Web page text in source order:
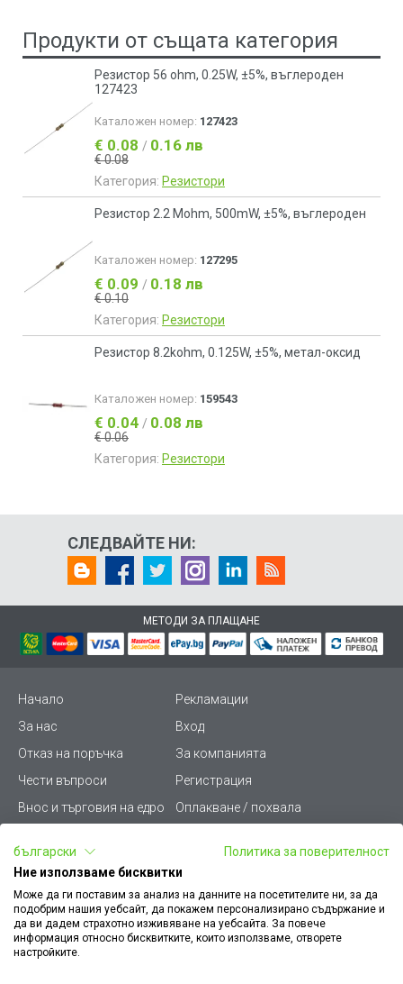
Продукти от същата категория
Резистор 56 ohm, 0.25W, ±5%, въглероден
127423
Каталожен номер: 127423
€ 0.08 / 0.16 лв
€ 0.08
Категория: Резистори
Резистор 2.2 Mohm, 500mW, ±5%, въглероден
Каталожен номер: 127295
€ 0.09 / 0.18 лв
€ 0.10
Категория: Резистори
Резистор 8.2kohm, 0.125W, ±5%, метал-оксид
Каталожен номер: 159543
€ 0.04 / 0.08 лв
€ 0.06
Категория: Резистори
СЛЕДВАЙТЕ НИ:
МЕТОДИ ЗА ПЛАЩАНЕ
Начало
Рекламации
За нас
Вход
Отказ на поръчка
За компанията
Чести въпроси
Регистрация
Внос и търговия на едро
Оплакване / похвала
Условия за ползване
Стани дистрибутор
Карта на сайта
Кариери
Как да намеря документ
към поръчка
Платформа за AРС
български
Политика за поверителност
Ние използваме бисквитки
Може да ги поставим за анализ на данните на посетителите ни, за да
подобрим нашия уебсайт, да покажем персонализирано съдържание и
да ви дадем страхотно изживяване на уебсайта. За повече
информация относно бисквитките, които използваме, отворете
настройките.